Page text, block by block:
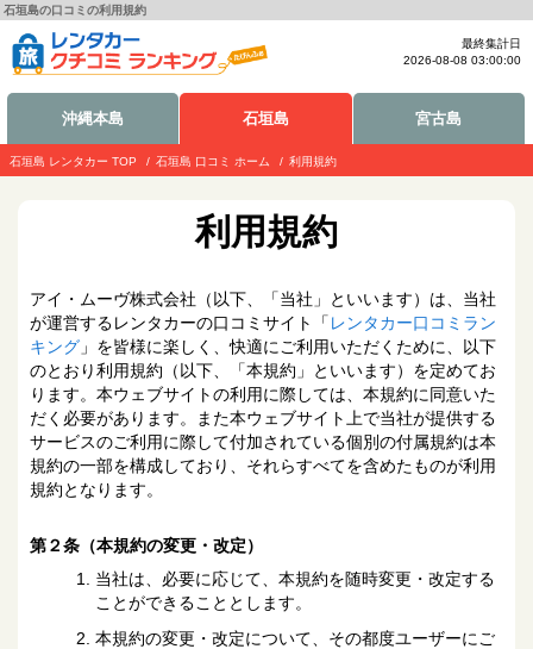
石垣島の口コミの利用規約
最終集計日
2026-08-08 03:00:00
沖縄本島 石垣島 宮古島
石垣島 レンタカー TOP 石垣島 口コミ ホーム 利用規約
利用規約
アイ・ムーヴ株式会社（以下、「当社」といいます）は、当社
が運営するレンタカーの口コミサイト「 レンタカー口コミラン
キング 」を皆様に楽しく、快適にご利用いただくために、以下
のとおり利用規約（以下、「本規約」といいます）を定めてお
ります。本ウェブサイトの利用に際しては、本規約に同意いた
だく必要があります。また本ウェブサイト上で当社が提供する
サービスのご利用に際して付加されている個別の付属規約は本
規約の一部を構成しており、それらすべてを含めたものが利用
規約となります。
第２条（本規約の変更・改定）
当社は、必要に応じて、本規約を随時変更・改定する
ことができることとします。
本規約の変更・改定について、その都度ユーザーにご